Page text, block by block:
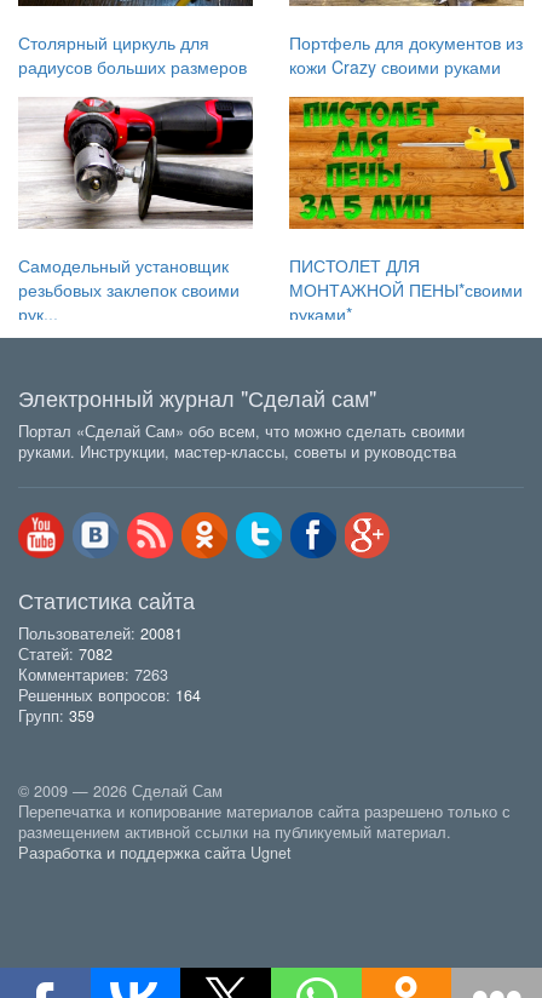
Столярный циркуль для
радиусов больших размеров
Портфель для документов из
кожи Crazy своими руками
Самодельный установщик
резьбовых заклепок своими
рук...
ПИСТОЛЕТ ДЛЯ
МОНТАЖНОЙ ПЕНЫ*своими
руками*
Электронный журнал "Сделай сам"
Портал «Сделай Сам» обо всем, что можно сделать своими
руками. Инструкции, мастер-классы, советы и руководства
Статистика сайта
Пользователей: 20081
Статей: 7082
Комментариев: 7263
Решенных вопросов: 164
Групп: 359
© 2009 — 2026 Сделай Сам
Перепечатка и копирование материалов сайта разрешено только с
размещением активной ссылки на публикуемый материал.
Разработка и поддержка сайта Ugnet